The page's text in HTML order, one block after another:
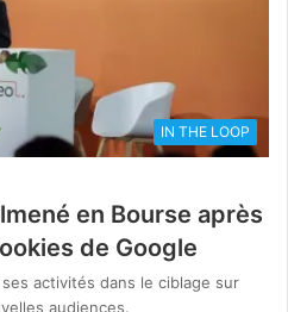
IN THE LOOP
en Bourse après
de Google
activités dans le ciblage sur
audiences.